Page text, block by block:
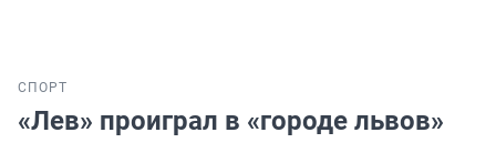
СПОРТ
«Лев» проиграл в «городе львов»